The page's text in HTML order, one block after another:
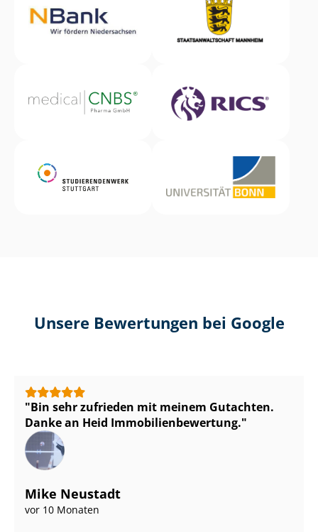
Unsere Bewertungen bei Google
Bin sehr zufrieden mit meinem Gutachten.
Danke an Heid Im­mo­bi­li­en­be­wer­tung.
Mike Neustadt
vor 10 Monaten